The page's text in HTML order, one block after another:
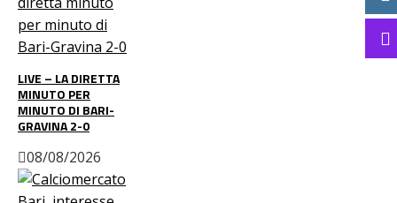
LIVE – LA DIRETTA
MINUTO PER
MINUTO DI BARI-
GRAVINA 2-0
08/08/2026